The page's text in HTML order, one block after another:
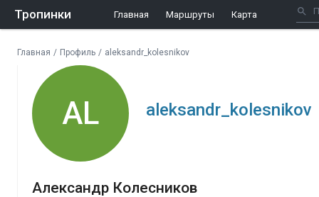
Тропинки Главная Маршруты Карта
Главная / Профиль / aleksandr_kolesnikov
AL aleksandr_kolesnikov
Александр Колесников